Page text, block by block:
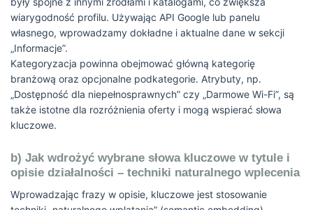
wiarygodność profilu. Używając API Google lub panelu
własnego, wprowadzamy dokładne i aktualne dane w sekcji
„Informacje”.
Kategoryzacja powinna obejmować główną kategorię
branżową oraz opcjonalne podkategorie. Atrybuty, np.
„Dostępność dla niepełnosprawnych” czy „Darmowe Wi-Fi”, są
także istotne dla rozróżnienia oferty i mogą wspierać słowa
kluczowe.
b) Jak wdrożyć wybrane słowa kluczowe w tytule i
opisie działalności – techniki naturalnego wplecenia
Wprowadzając frazy w opisie, kluczowe jest stosowanie